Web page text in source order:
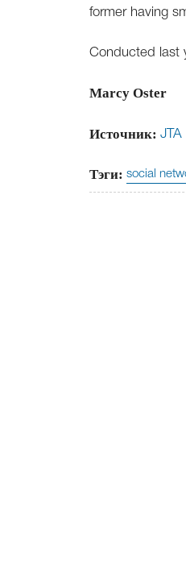
former having
Conducted last
Marcy Oster
Источник: JTA
Тэги: social